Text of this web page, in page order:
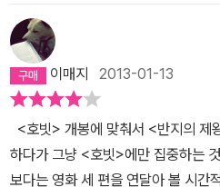
주는 사례는 없을 것이며, 톨킨과 잭
의 협력을 뛰어넘는 사례도 없을 것
쓰지 못했다. 대신 8년전부터 책장에
내들었다. 반지의 제왕 시리즈와 같
는 달리 당시 호빗은 영화화되기 이
샤이어로 떠나는 간달프의 삽화가
에 비해 동화적인 느낌이 강한 책답
이매지 2013-01-13
<호빗> 개봉에 맞춰서 <반지의 제
하다가 그냥 <호빗>에만 집중하는
보다는 영화 세 편을 연달아 볼 시간